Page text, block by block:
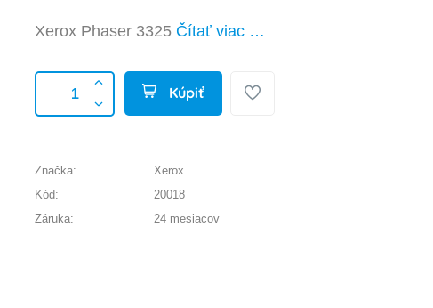
Xerox Phaser 3325 Čítať viac …
Kúpiť
Značka:
Xerox
Kód:
20018
Záruka:
24 mesiacov